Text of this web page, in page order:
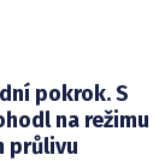
pokrok. S
na režimu
průlivu